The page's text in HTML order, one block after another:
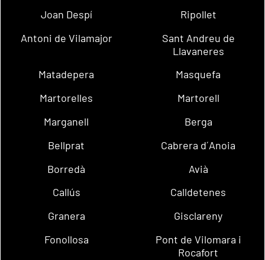
Joan Despí
Ripollet
Antoni de Vilamajor
Sant Andreu de
Llavaneres
Matadepera
Masquefa
Martorelles
Martorell
Marganell
Berga
Bellprat
Cabrera d´Anoia
Borredà
Avià
Callús
Calldetenes
Granera
Gisclareny
Fonollosa
Pont de Vilomara i
Rocafort